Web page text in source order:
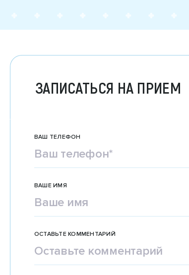
ЗАПИСАТЬСЯ НА ПРИЕМ
ВАШ ТЕЛЕФОН
ВАШЕ ИМЯ
ОСТАВЬТЕ КОММЕНТАРИЙ